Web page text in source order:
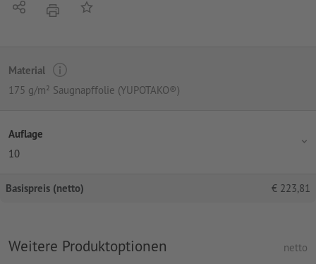
Teilen DruckenAuf die Merkliste
Material
175 g/m² Saugnapffolie (YUPOTAKO®)
Auflage
10
Basispreis (netto) € 223,81
Weitere Produktoptionen netto